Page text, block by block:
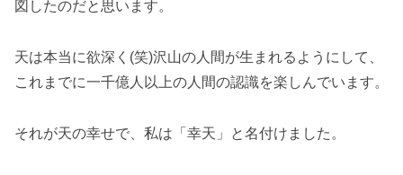
図したのだと思います。
天は本当に欲深く(笑)沢山の人間が生まれるようにして、
これまでに一千億人以上の人間の認識を楽しんでいます。
それが天の幸せで、私は「幸天」と名付けました。